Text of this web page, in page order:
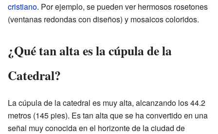
cristiano. Por ejemplo, se pueden ver hermosos rosetones
(ventanas redondas con diseños) y mosaicos coloridos.
¿Qué tan alta es la cúpula de la
Catedral?
La cúpula de la catedral es muy alta, alcanzando los 44.2
metros (145 pies). Es tan alta que se ha convertido en una
señal muy conocida en el horizonte de la ciudad de